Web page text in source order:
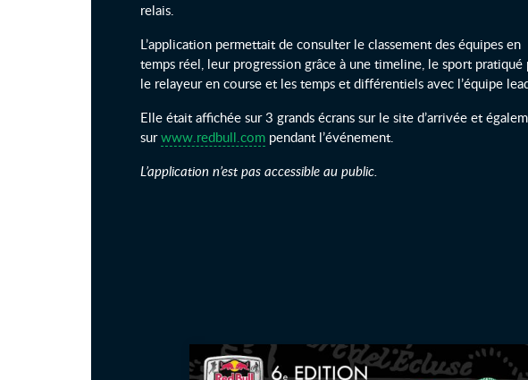
relais.
L’application permettait de consulter le classement des équipes en
temps réel, leur progression grâce à une timeline, le sport pratiqué
le relayeur en course et les temps et différentiels avec l’équipe
Elle était affichée sur 3 grands écrans sur le site d’arrivée et
surwww.redbull.com pendant l’événement.
L’application n’est pas accessible au public.